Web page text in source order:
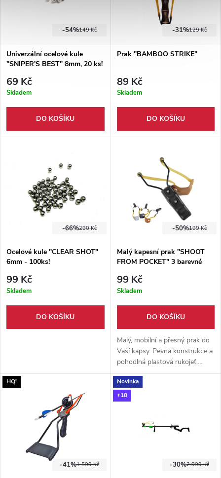
149 Kč
-54%
Univerzální ocelové kule
"SNIPER'S BEST" 8mm, 20 ks!
69 Kč
Skladem
DO KOŠÍKU
129 Kč
-31%
Prak "BAMBOO STRIKE"
89 Kč
Skladem
DO KOŠÍKU
290 Kč
-66%
Ocelové kule "CLEAR SHOT"
6mm - 100ks!
99 Kč
Skladem
DO KOŠÍKU
199 Kč
-50%
Malý kapesní prak "SHOOT
FROM POCKET" 3 barevné
99 Kč
Skladem
DO KOŠÍKU
Malý, mobilní a přesný prak do
Vaší kapsy. Pevná konstrukce a
pohodlná plastová rukojeť.
Vhodné pro několik druhů
munice. 3 barevné varianty
nábojového košíku.
HQ!
1 599 Kč
-41%
Novinka
+18
2 999 Kč
-30%